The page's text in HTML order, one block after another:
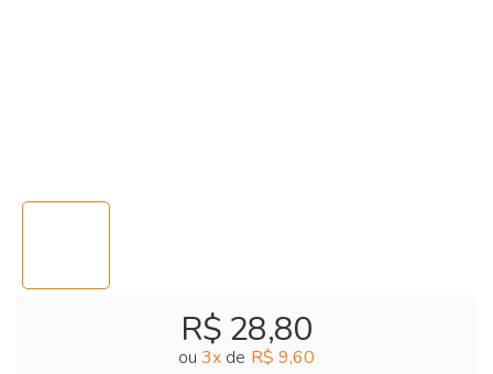
R$ 28,80
ou 3x de R$ 9,60